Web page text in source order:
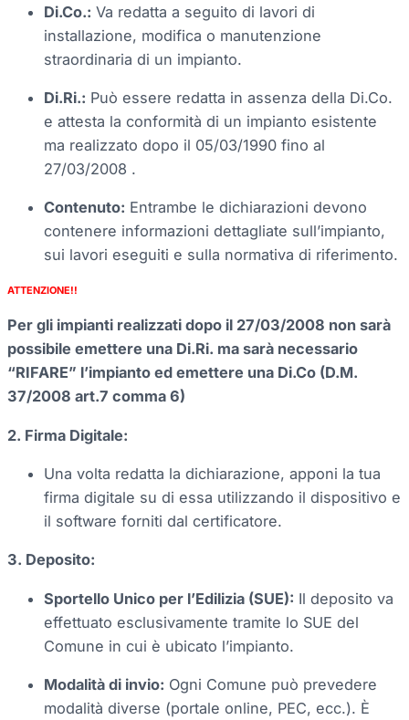
Di.Co.: Va redatta a seguito di lavori di
installazione, modifica o manutenzione
straordinaria di un impianto.
Di.Ri.: Può essere redatta in assenza della Di.Co.
e attesta la conformità di un impianto esistente
ma realizzato dopo il 05/03/1990 fino al
27/03/2008 .
Contenuto: Entrambe le dichiarazioni devono
contenere informazioni dettagliate sull’impianto,
sui lavori eseguiti e sulla normativa di riferimento.
ATTENZIONE!!
Per gli impianti realizzati dopo il 27/03/2008 non sarà
possibile emettere una Di.Ri. ma sarà necessario
“RIFARE” l’impianto ed emettere una Di.Co (D.M.
37/2008 art.7 comma 6)
2. Firma Digitale:
Una volta redatta la dichiarazione, apponi la tua
firma digitale su di essa utilizzando il dispositivo e
il software forniti dal certificatore.
3. Deposito:
Sportello Unico per l’Edilizia (SUE): Il deposito va
effettuato esclusivamente tramite lo SUE del
Comune in cui è ubicato l’impianto.
Modalità di invio: Ogni Comune può prevedere
modalità diverse (portale online, PEC, ecc.). È